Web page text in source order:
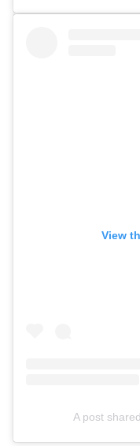
View
A post